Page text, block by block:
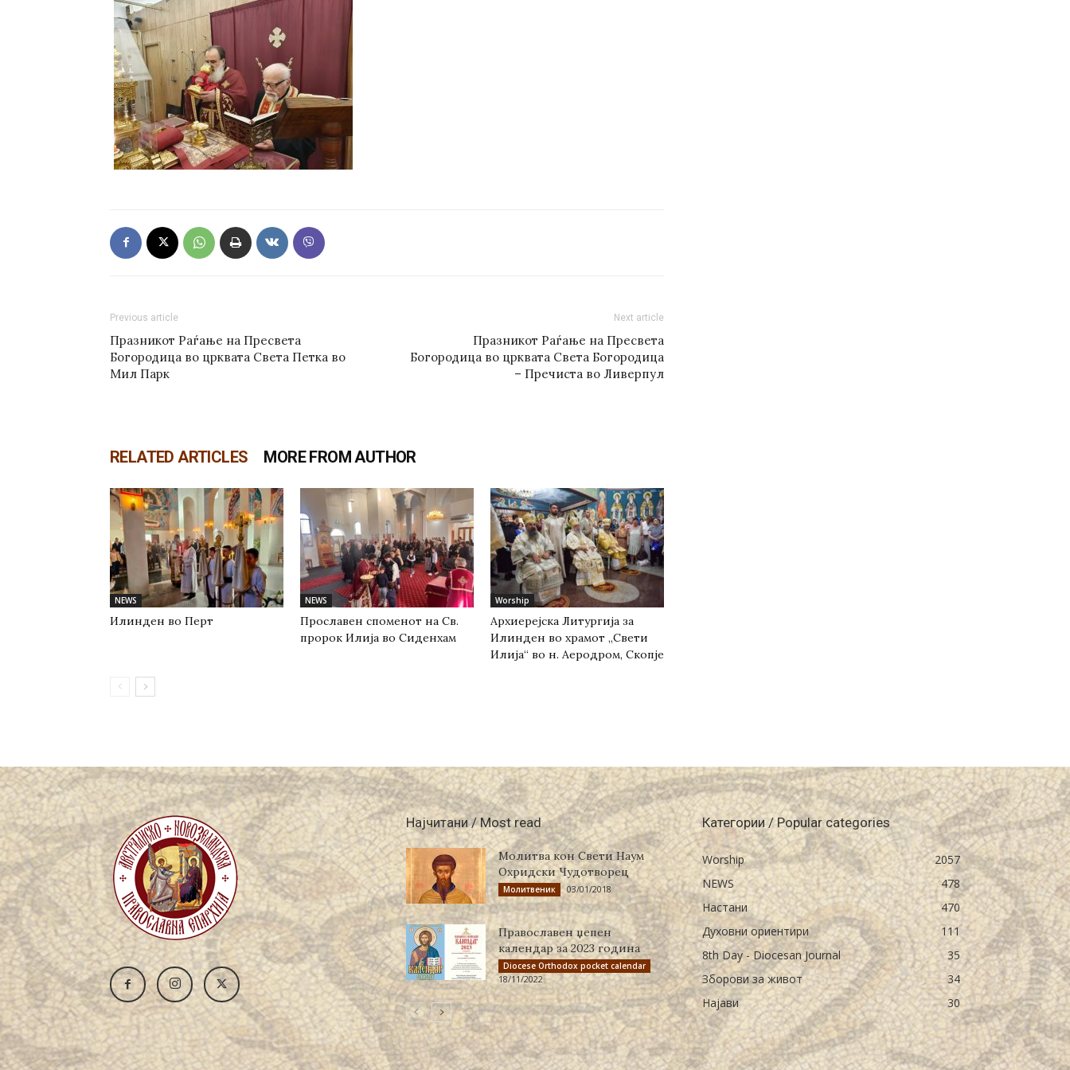
Previous article
Празникот Раѓање на Пресвета
Богородица во црквата Света Петка во
Мил Парк
Next article
Празникот Раѓање на Пресвета
Богородица во црквата Света Богородица
– Пречиста во Ливерпул
RELATED ARTICLES MORE FROM AUTHOR
NEWS
Илинден во Перт
NEWS
Прославен споменот на Св.
пророк Илија во Сиденхам
Worship
Архиерејска Литургија за
Илинден во храмот „Свети
Илија“ во н. Аеродром, Скопје
Најчитани / Most read
Молитва кон Свети Наум
Охридски Чудотворец
Молитвеник 03/01/2018
Православен џепен
календар за 2023 година
Diocese Orthodox pocket calendar
18/11/2022
Категории / Popular categories
Worship
2057
NEWS
478
Настани
470
Духовни ориентири
111
8th Day - Diocesan Journal
35
Зборови за живот
34
Најави
30